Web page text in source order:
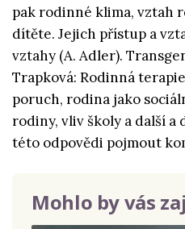
pak rodinné klima, vztah
dítěte. Jejich přístup a
vztahy (A. Adler).
Trapková: Rodinná
poruch, rodina jako
rodiny, vliv školy a další a
této odpovědi pojmout
Mohlo by vás